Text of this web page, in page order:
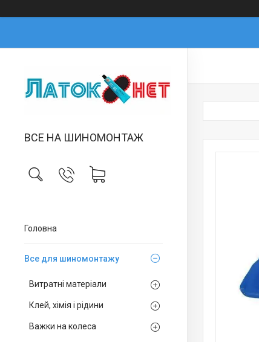
ВСЕ НА ШИНОМОНТАЖ
Головна
Все для шиномонтажу
Витратні матеріали
Клей, хімія і рідини
Важки на колеса